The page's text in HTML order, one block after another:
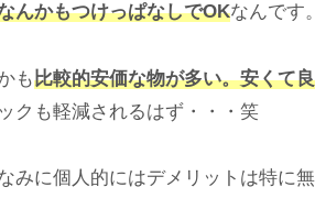
んかもつけっぱなしでOKなんです。
も比較的安価な物が多い。安くて
クも軽減されるはず・・・笑
みに個人的にはデメリットは特に